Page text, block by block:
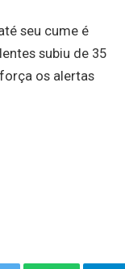
seu cume é
subiu de 35
os alertas